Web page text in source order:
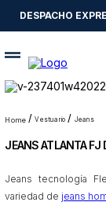
DESPACHO
vestuario jeans
JEANS ATLANTA FJ
Jeans tecnología
variedad de jeans
1.
sweater
2.
chaquetas
3.
camisas
pantalon